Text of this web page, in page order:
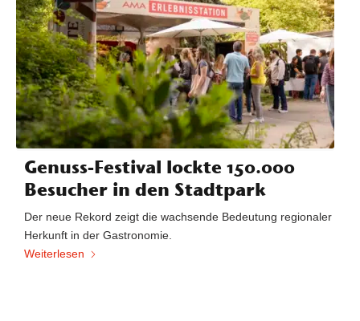
Genuss-Festival lockte 150.000
Besucher in den Stadtpark
Der neue Rekord zeigt die wachsende Bedeutung regionaler
Herkunft in der Gastronomie.
Weiterlesen